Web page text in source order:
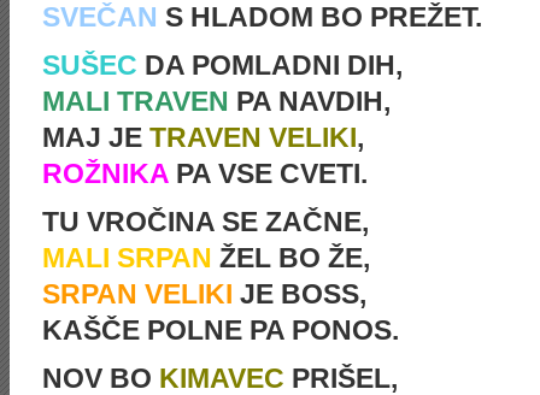
SVEČAN S HLADOM BO PREŽET.
SUŠEC DA POMLADNI DIH,
MALI TRAVEN PA NAVDIH,
MAJ JE TRAVEN VELIKI,
ROŽNIKA PA VSE CVETI.
TU VROČINA SE ZAČNE,
MALI SRPAN ŽEL BO ŽE,
SRPAN VELIKI JE BOSS,
KAŠČE POLNE PA PONOS.
NOV BO KIMAVEC PRIŠEL,